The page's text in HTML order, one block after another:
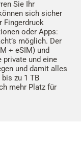
Sie Ihr
sich sicher
Fingerdruck
oder Apps:
möglich. Der
+ eSIM) und
private und eine
und damit alles
zu 1 TB
mehr Platz für